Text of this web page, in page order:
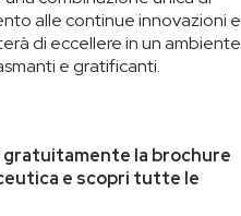
alle continue innovazioni e
di eccellere in un ambiente
e gratificanti.
gratuitamente la brochure
e scopri tutte le